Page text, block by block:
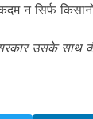
न सिर्फ
उसके साथ